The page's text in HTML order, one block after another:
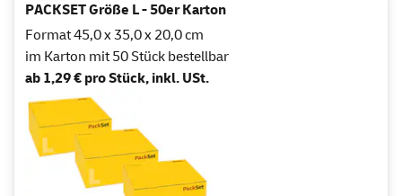
PACKSET Größe L - 50er Karton
Format 45,0 x 35,0 x 20,0 cm
im Karton mit 50 Stück bestellbar
ab 1,29 € pro Stück, inkl. USt.